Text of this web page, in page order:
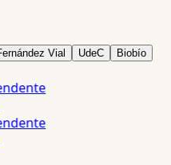
Vial UdeC Biobío